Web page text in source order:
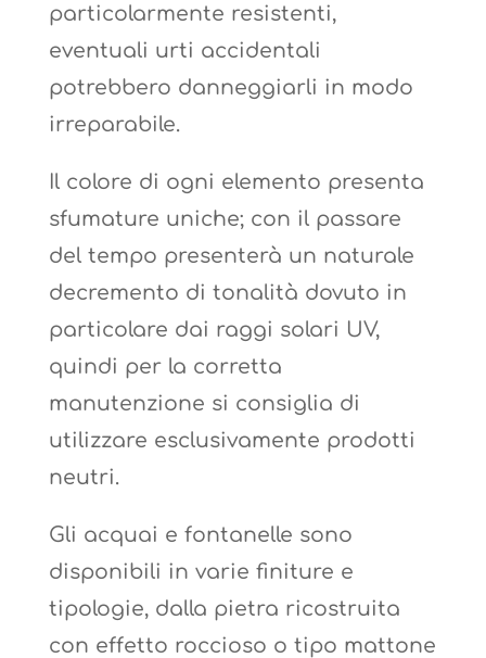
particolarmente resistenti,
eventuali urti accidentali
potrebbero danneggiarli in modo
irreparabile.
Il colore di ogni elemento presenta
sfumature uniche; con il passare
del tempo presenterà un naturale
decremento di tonalità dovuto in
particolare dai raggi solari UV,
quindi per la corretta
manutenzione si consiglia di
utilizzare esclusivamente prodotti
neutri.
Gli acquai e fontanelle sono
disponibili in varie finiture e
tipologie, dalla pietra ricostruita
con effetto roccioso o tipo mattone